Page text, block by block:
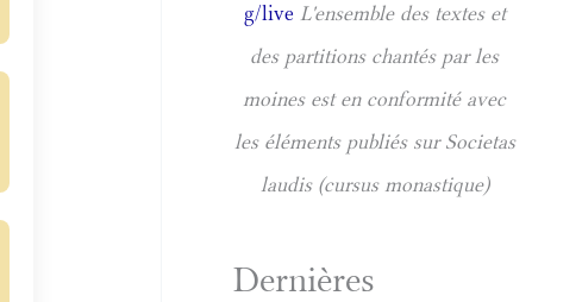
g/live L'ensemble des textes et
des partitions chantés par les
moines est en conformité avec
les éléments publiés sur Societas
laudis (cursus monastique)
Dernières